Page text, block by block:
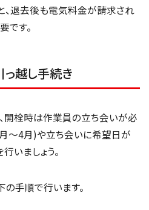
、退去後も電気料金が請求され
です。
越し手続き
開栓時は作業員の立ち会いが必
〜4月)や立ち会いに希望日が
いましょう。
手順で行います。